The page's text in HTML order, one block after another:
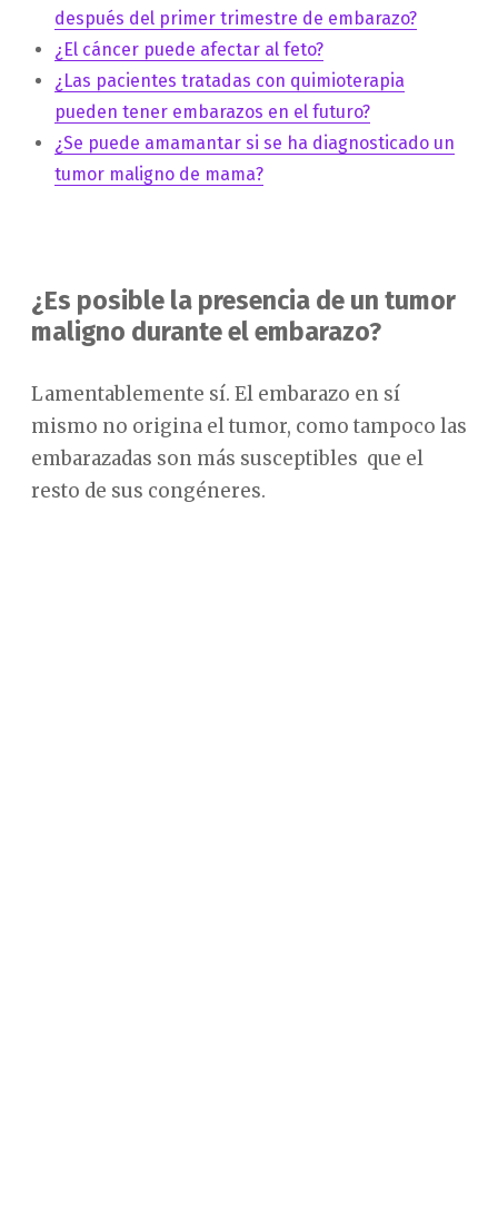
después del primer trimestre de embarazo?
¿El cáncer puede afectar al feto?
¿Las pacientes tratadas con quimioterapia
pueden tener embarazos en el futuro?
¿Se puede amamantar si se ha diagnosticado un
tumor maligno de mama?
¿Es posible la presencia de un tumor
maligno durante el embarazo?
Lamentablemente sí. El embarazo en sí
mismo no origina el tumor, como tampoco las
embarazadas son más susceptibles que el
resto de sus congéneres.